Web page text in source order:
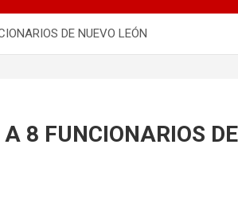
DE NUEVO LEÓN
8 FUNCIONARIOS